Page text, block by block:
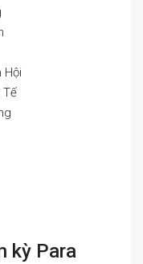
Hội
Tế
kỳ Para